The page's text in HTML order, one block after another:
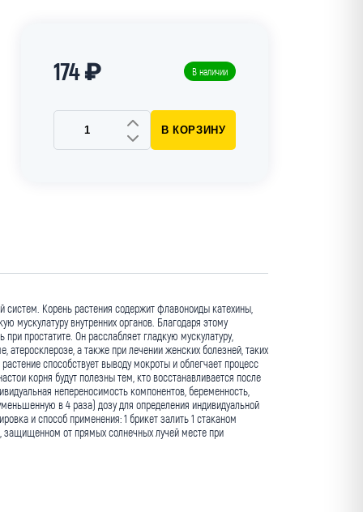
174 ₽ В наличии
В КОРЗИНУ
Корень растения содержит флавоноиды катехины,
мускулатуру внутренних органов. Благодаря этому
простатите. Он расслабляет гладкую мускулатуру,
атеросклерозе, а также при лечении женских болезней, таких
способствует выводу мокроты и облегчает процесс
корня будут полезны тем, кто восстанавливается после
непереносимость компонентов, беременность,
в 4 раза) дозу для определения индивидуальной
и способ применения: 1 брикет залить 1 стаканом
защищенном от прямых солнечных лучей месте при